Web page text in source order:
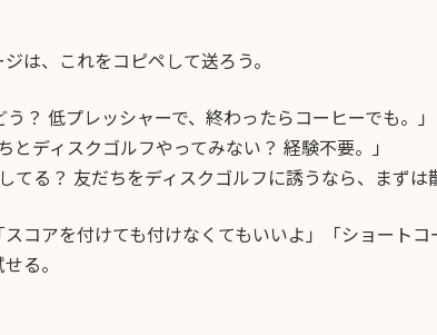
は、これをコピペして送ろう。
？ 低プレッシャーで、終わったらコーヒーでも。」
とディスクゴルフやってみない？ 経験不要。」
てる？ 友だちをディスクゴルフに誘うなら、まずは
コアを付けても付けなくてもいいよ」「ショート
る。